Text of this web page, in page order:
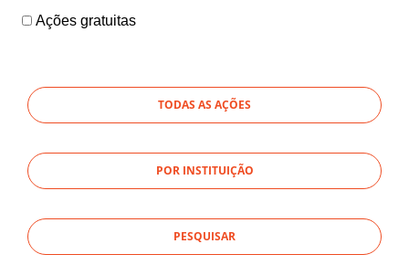
Ações gratuitas
TODAS AS AÇÕES
POR INSTITUIÇÃO